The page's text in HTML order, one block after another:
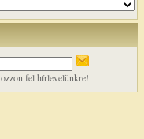
fel hírlevelünkre!